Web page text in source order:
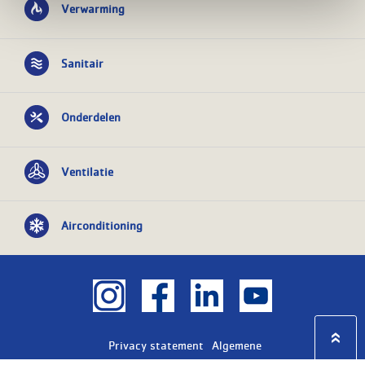
Verwarming
Sanitair
Onderdelen
Ventilatie
Airconditioning
Privacy statement
Algemene